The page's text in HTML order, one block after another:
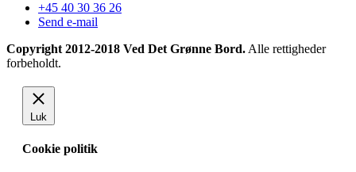
+45 40 30 36 26
Send e-mail
Copyright 2012-2018 Ved Det Grønne Bord. Alle rettigheder
forbeholdt.
Luk
Cookie politik